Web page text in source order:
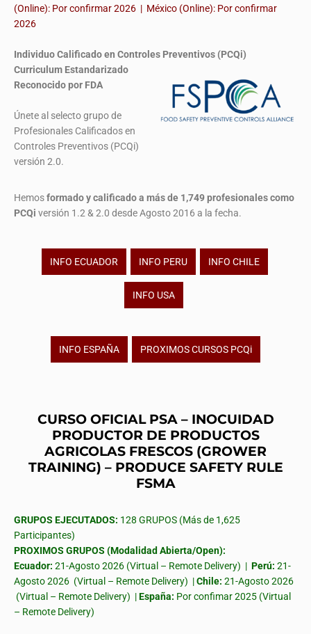
(Online): Por confirmar 2026 | México (Online): Por confirmar
2026
Individuo Calificado en Controles Preventivos (PCQi)
Curriculum Estandarizado
Reconocido por FDA
Únete al selecto grupo de
Profesionales Calificados en
Controles Preventivos (PCQi)
versión 2.0.
Hemosformado y calificado a más de 1,749 profesionalescomo
PCQi versión 1.2 & 2.0 desde Agosto 2016 a la fecha.
INFO ECUADOR INFO PERU INFO CHILE
INFO USA
INFO ESPAÑA PROXIMOS CURSOS PCQi
CURSO OFICIAL PSA – INOCUIDAD
PRODUCTOR DE PRODUCTOS
AGRICOLAS FRESCOS (GROWER
TRAINING) – PRODUCE SAFETY RULE
FSMA
GRUPOS EJECUTADOS: 128 GRUPOS (Más de 1,625
Participantes)
PROXIMOS GRUPOS (Modalidad Abierta/Open):
Ecuador: 21-Agosto 2026 (Virtual – Remote Delivery) | Perú: 21-
Agosto 2026 (Virtual – Remote Delivery) |Chile: 21-Agosto 2026
(Virtual – Remote Delivery) |España: Por confimar 2025 (Virtual
– Remote Delivery)